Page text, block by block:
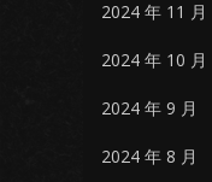
2024 年 11 月
2024 年 10 月
2024 年 9 月
2024 年 8 月